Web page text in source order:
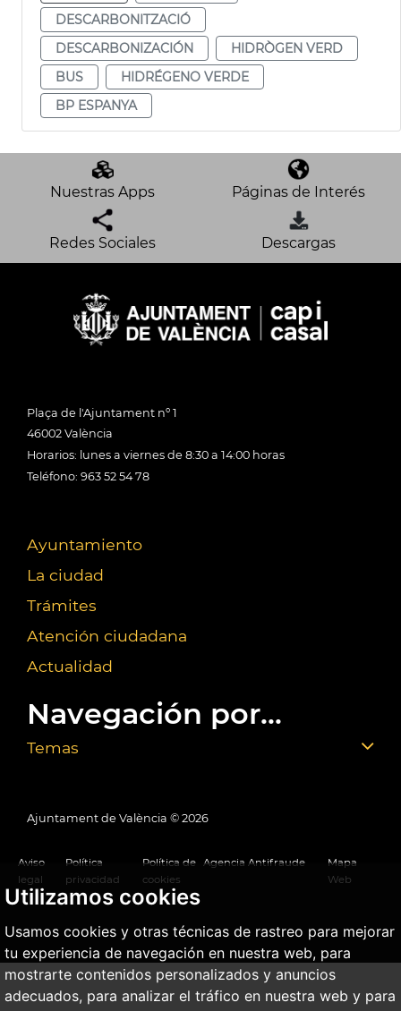
Utilizamos cookies
Usamos cookies y otras técnicas de rastreo para mejorar
tu experiencia de navegación en nuestra web, para
mostrarte contenidos personalizados y anuncios
adecuados, para analizar el tráfico en nuestra web y para
DESCARBONITZACIÓ
DESCARBONIZACIÓN
HIDRÒGEN VERD
BUS
HIDRÉGENO VERDE
BP ESPANYA
Nuestras Apps Páginas de Interés
Redes Sociales Descargas
Plaça de l'Ajuntament nº 1
46002 València
Horarios: lunes a viernes de 8:30 a 14:00 horas
Teléfono: 963 52 54 78
Ayuntamiento
La ciudad
Trámites
Atención ciudadana
Actualidad
Navegación por...
Temas
Ajuntament de València © 2026
Aviso
legal
Política
privacidad
Política de
cookies
Agencia Antifraude
Mapa
Web